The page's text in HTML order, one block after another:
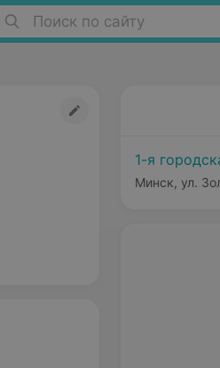
Поиск по сайту
1-я
Минск, ул.